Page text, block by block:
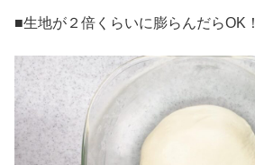
■生地が２倍くらいに膨らんだらOK！